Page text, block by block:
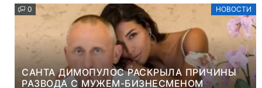
0 НОВОСТИ
САНТА ДИМОПУЛОС РАСКРЫЛА ПРИЧИНЫ
РАЗВОДА С МУЖЕМ-БИЗНЕСМЕНОМ